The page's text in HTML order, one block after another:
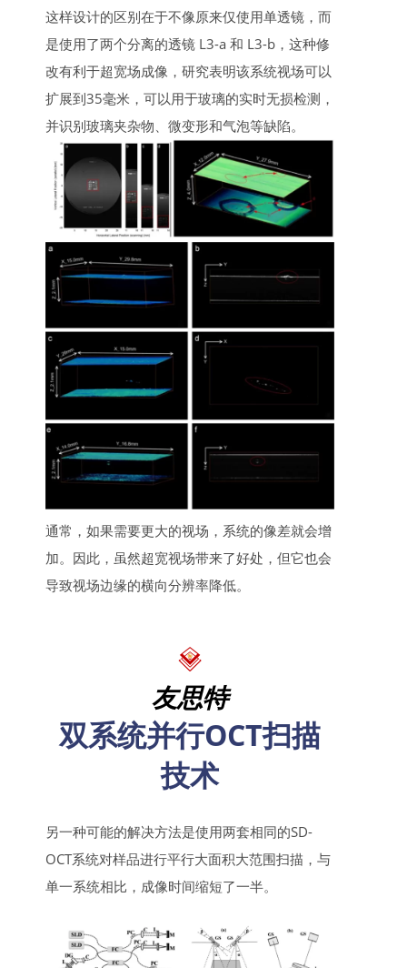
这样设计的区别在于不像原来仅使用单透镜，而
是使用了两个分离的透镜 L3-a 和 L3-b，这种修
改有利于超宽场成像，研究表明该系统视场可以
扩展到35毫米，可以用于玻璃的实时无损检测，
并识别玻璃夹杂物、微变形和气泡等缺陷。
通常，如果需要更大的视场，系统的像差就会增
加。因此，虽然超宽视场带来了好处，但它也会
导致视场边缘的横向分辨率降低。
友思特
双系统并行OCT扫描
技术
另一种可能的解决方法是使用两套相同的SD-
OCT系统对样品进行平行大面积大范围扫描，与
单一系统相比，成像时间缩短了一半。